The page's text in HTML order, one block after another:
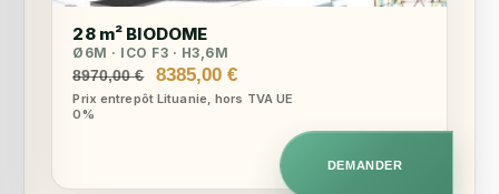
28 m² BIODOME
Ø6M · ICO F3 · H3,6M
8970,00€
Le
prix
8385,00€Le
prix
8385,00 €.
Prix entrepôt Lituanie, hors TVA UE
0%
DEMANDER